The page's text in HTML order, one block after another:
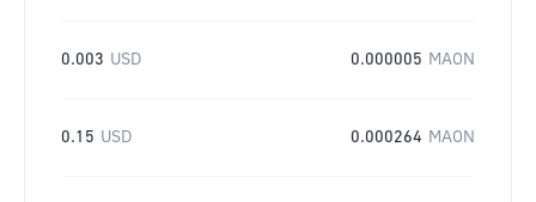
0.003 USD 0.000005 MAON
0.15 USD 0.000264 MAON